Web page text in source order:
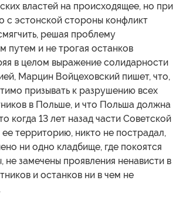
властей на происходящее, но при
с эстонской стороны конфликт
решая проблему
путем и не трогая останков
в целом выражение солидарности
Марцин Войцеховский пишет, что,
призывать к разрушению всех
в Польше, и что Польша должна
когда 13 лет назад части Советской
территорию, никто не пострадал,
ни одно кладбище, где покоятся
не замечены проявления ненависти в
и останков ни в чем не